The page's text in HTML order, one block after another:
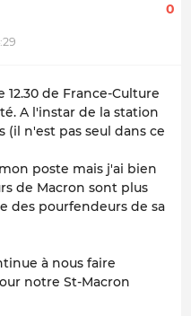
0
de France-Culture
A l'instar de la station
n'est pas seul dans ce
poste mais j'ai bien
de Macron sont plus
des pourfendeurs de sa
à nous faire
notre St-Macron